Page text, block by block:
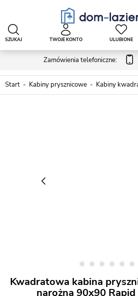
Zamówienia telefoniczne:
SZUKAJ TWOJE KONTO ULUBIONE
Start Kabiny prysznicowe Kabiny
Kwadratowa kabina
narożna 90x90